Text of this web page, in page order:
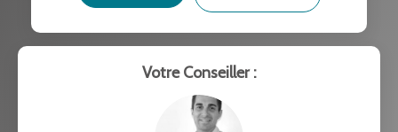
RÉSULTATS DES LYCÉES ECOLES ET CRÈCHES
RESTAURANTS ET CAFÉS COMMERCES
Votre Conseiller :